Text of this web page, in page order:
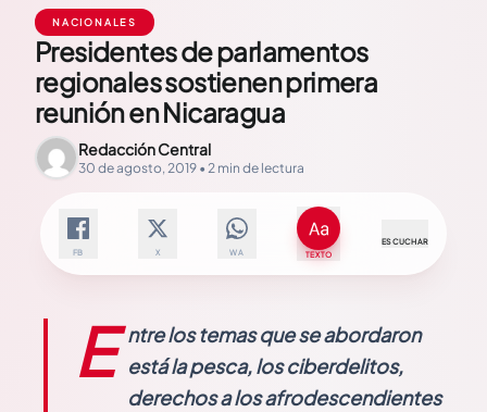
NACIONALES
Presidentes de parlamentos
regionales sostienen primera
reunión en Nicaragua
Redacción Central
30 de agosto, 2019 • 2 min de lectura
FB X WA TEXTO
ESCUCHAR
E ntre los temas que se abordaron
está la pesca, los ciberdelitos,
derechos a los afrodescendientes